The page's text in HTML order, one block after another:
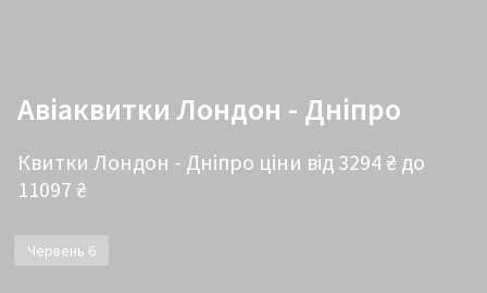
Авіаквитки Лондон - Дніпро
Квитки Лондон - Дніпро ціни від 3294 ₴ до
11097 ₴
Червень 6